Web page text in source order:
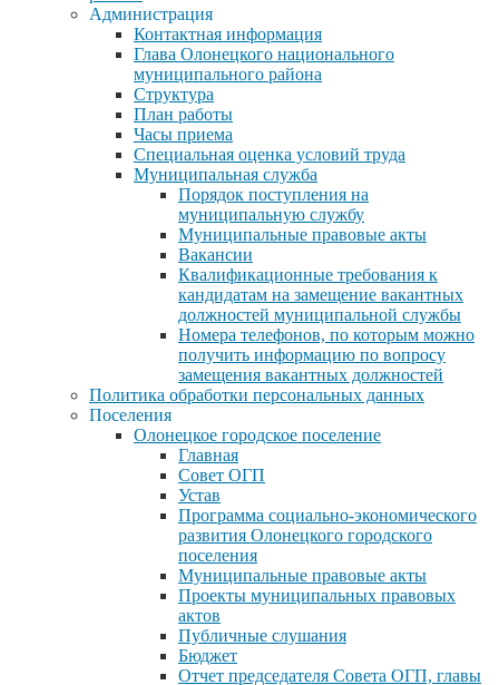
Администрация
Контактная информация
Глава Олонецкого национального
муниципального района
Структура
План работы
Часы приема
Специальная оценка условий труда
Муниципальная служба
Порядок поступления на
муниципальную службу
Муниципальные правовые акты
Вакансии
Квалификационные требования к
кандидатам на замещение вакантных
должностей муниципальной службы
Номера телефонов, по которым можно
получить информацию по вопросу
замещения вакантных должностей
Политика обработки персональных данных
Поселения
Олонецкое городское поселение
Главная
Совет ОГП
Устав
Программа социально-экономического
развития Олонецкого городского
поселения
Муниципальные правовые акты
Проекты муниципальных правовых
актов
Публичные слушания
Бюджет
Отчет председателя Совета ОГП, главы